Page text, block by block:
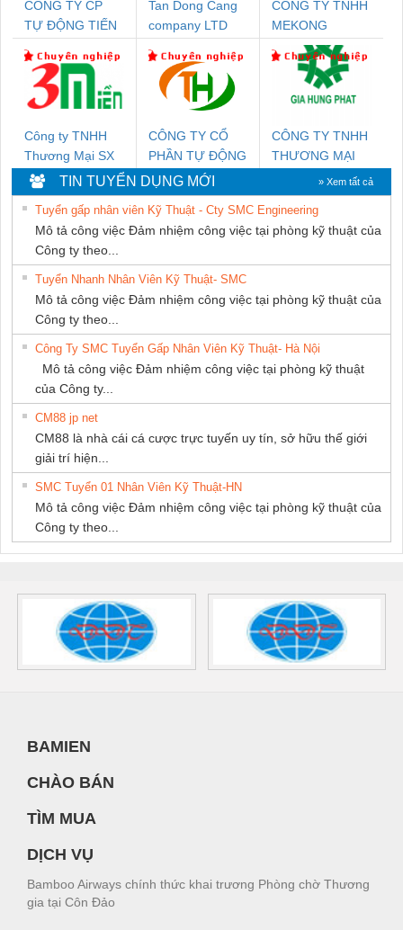
CÔNG TY CP
TỰ ĐỘNG TIẾN
Tan Dong Cang
company LTD
CÔNG TY TNHH
MEKONG
MARINE
SUPPLY
Công ty TNHH
Thương Mại SX
Ba Miền
CÔNG TY CỔ
PHẦN TỰ ĐỘNG
TIẾN HƯNG
CÔNG TY TNHH
THƯƠNG MẠI
DỊCH VỤ KỸ
THUẬT ĐIỆN CƠ
GIA HƯNG
PHÁT
TIN TUYỂN DỤNG MỚI » Xem tất cả
Tuyển gấp nhân viên Kỹ Thuật - Cty SMC Engineering
Mô tả công việc Đảm nhiệm công việc tại phòng kỹ thuật của
Công ty theo...
Tuyển Nhanh Nhân Viên Kỹ Thuật- SMC
Mô tả công việc Đảm nhiệm công việc tại phòng kỹ thuật của
Công ty theo...
Công Ty SMC Tuyển Gấp Nhân Viên Kỹ Thuật- Hà Nội
Mô tả công việc Đảm nhiệm công việc tại phòng kỹ thuật
của Công ty...
CM88 jp net
CM88 là nhà cái cá cược trực tuyến uy tín, sở hữu thế giới
giải trí hiện...
SMC Tuyển 01 Nhân Viên Kỹ Thuật-HN
Mô tả công việc Đảm nhiệm công việc tại phòng kỹ thuật của
Công ty theo...
BAMIEN
CHÀO BÁN
TÌM MUA
DỊCH VỤ
Bamboo Airways chính thức khai trương Phòng chờ Thương
gia tại Côn Đảo